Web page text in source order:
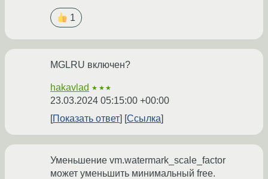
1
MGLRU включен?
hakavlad ★★★
23.03.2024 05:15:00 +00:00
Показать ответ
Ссылка
Уменьшение vm.watermark_scale_factor
может уменьшить минимальный free.